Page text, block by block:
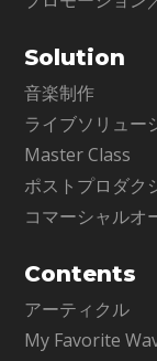
Solution
音楽制作
ライブソリュー
Master Class
ポストプロダク
コマーシャルオ
Contents
アーティクル
My Favorite